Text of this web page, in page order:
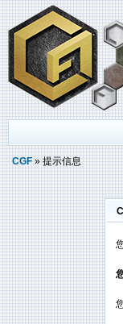
CGF» 提示信息